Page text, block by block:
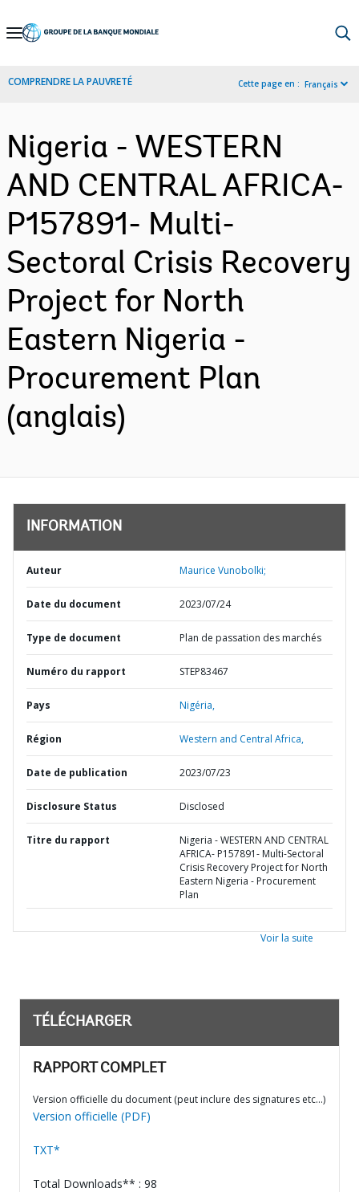
Skip
Navigation
COMPRENDRE LA PAUVRETÉ Cette page en : Français
Nigeria - WESTERN
AND CENTRAL AFRICA-
P157891- Multi-
Sectoral Crisis Recovery
Project for North
Eastern Nigeria -
Procurement Plan
(anglais)
INFORMATION
Auteur Maurice Vunobolki;
Date du document 2023/07/24
Type de document Plan de passation des marchés
Numéro du rapport STEP83467
Pays Nigéria,
Région Western and Central Africa,
Date de publication 2023/07/23
Disclosure Status Disclosed
Titre du rapport
Nigeria - WESTERN AND CENTRAL
AFRICA- P157891- Multi-Sectoral
Crisis Recovery Project for North
Eastern Nigeria - Procurement
Plan
Voir la suite
TÉLÉCHARGER
RAPPORT COMPLET
Version officielle du document (peut inclure des signatures etc…)
Version officielle (PDF)
TXT*
Total Downloads** : 98